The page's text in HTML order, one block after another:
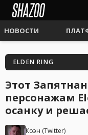
НОВОСТИ
ELDEN RING
Этот
персонажам
осанку и
Коэн (Twitter)